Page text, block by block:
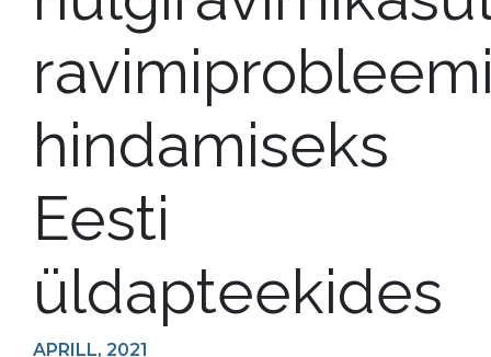
hindamiseks
Eesti
üldapteekides
APRILL, 2021